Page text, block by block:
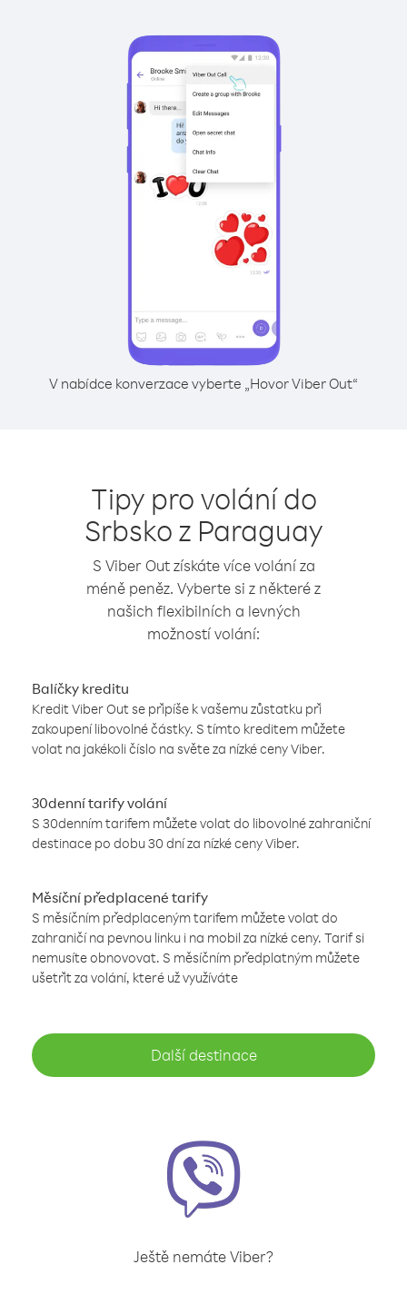
V nabídce konverzace vyberte „Hovor Viber Out“
Tipy pro volání do
Srbsko z Paraguay
S Viber Out získáte více volání za
méně peněz. Vyberte si z některé z
našich flexibilních a levných
možností volání:
Balíčky kreditu
Kredit Viber Out se připíše k vašemu zůstatku při
zakoupení libovolné částky. S tímto kreditem můžete
volat na jakékoli číslo na světe za nízké ceny Viber.
30denní tarify volání
S 30denním tarifem můžete volat do libovolné zahraniční
destinace po dobu 30 dní za nízké ceny Viber.
Měsíční předplacené tarify
S měsíčním předplaceným tarifem můžete volat do
zahraničí na pevnou linku i na mobil za nízké ceny. Tarif si
nemusíte obnovovat. S měsíčním předplatným můžete
ušetřit za volání, které už využíváte
Další destinace
Ještě nemáte Viber?